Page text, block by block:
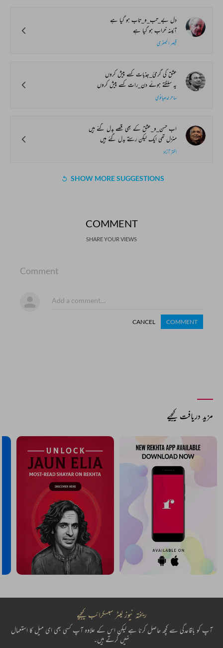
دل بے_تب_و_تاب ہو گیا ہے
آئینہ خراب ہو گیا ہے
قیصر الجعفری
عشق کی گرمئ_جذبات کسے پیش کروں
یہ سلگتے ہوئے دن_رات کسے پیش کروں
ساحر لدھیانوی
اب حسن_و_عشق کے بھی قصے بدل گئے ہیں
منزل تھی ایک لیکن رستے بدل گئے ہیں
اختر آزاد
SHOW MORE SUGGESTIONS
COMMENT
SHARE YOUR VIEWS
Comment
CANCEL COMMENT
مزید دریافت کیجیے
ریختہ نیوز لیٹر سبسکرائب کیجیے
آپ کو باقاعدگی سے کچھ حاصل کرنا ہے لیکن اس کے علاوہ آپ کسی بھی ای میل کا استعمال
نہیں کرتے ہیں۔